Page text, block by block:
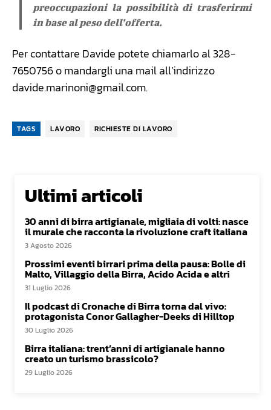
preoccupazioni la possibilità di trasferirmi
in base al peso dell’offerta.
Per contattare Davide potete chiamarlo al 328-
7650756 o mandargli una mail all’indirizzo
davide.marinoni@gmail.com.
TAGS LAVORO RICHIESTE DI LAVORO
Ultimi articoli
30 anni di birra artigianale, migliaia di volti: nasce
il murale che racconta la rivoluzione craft italiana
3 Agosto 2026
Prossimi eventi birrari prima della pausa: Bolle di
Malto, Villaggio della Birra, Acido Acida e altri
31 Luglio 2026
Il podcast di Cronache di Birra torna dal vivo:
protagonista Conor Gallagher-Deeks di Hilltop
30 Luglio 2026
Birra italiana: trent’anni di artigianale hanno
creato un turismo brassicolo?
29 Luglio 2026